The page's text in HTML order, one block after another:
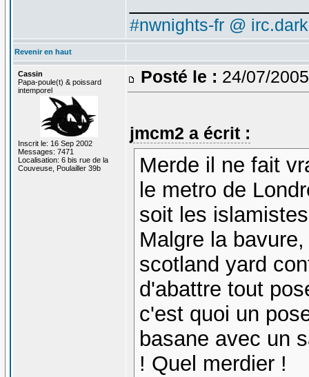
#nwnights-fr @
Revenir en haut
Cassin
Papa-poule(t) & poissard
intemporel
Inscrit le: 16 Sep 2002
Messages: 7471
Localisation: 6 bis rue de la
Couveuse, Poulailler 39b
Posté le : 24/07/
jmcm2 a écrit :
Merde il ne fait
le metro de
soit les
Malgre la
scotland yard
d'abattre tout
c'est quoi un
basane avec un
! Quel merdier !